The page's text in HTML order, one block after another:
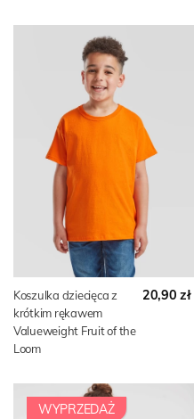
Koszulka dziecięca z
krótkim rękawem
Valueweight Fruit of the
Loom
20,90 zł
WYPRZEDAŻ